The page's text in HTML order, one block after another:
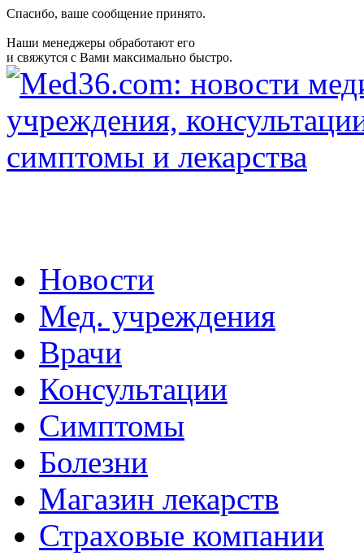
Спасибо, ваше сообщение принято.
Наши менеджеры обработают его
и свяжутся с Вами максимально быстро.
Новости
Мед. учреждения
Врачи
Консультации
Симптомы
Болезни
Магазин лекарств
Страховые компании